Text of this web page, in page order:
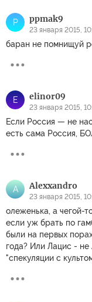
P ppmak9
23 января 2015,
баран не помнищуй
E elinor09
23 января 2015,
Если Россия — не
есть сама Россия,
A Alexxandro
23 января 2015,
олеженька, а чегой-
если уж брать по
были на первых
года? Или Лацис - не
"спекуляции с